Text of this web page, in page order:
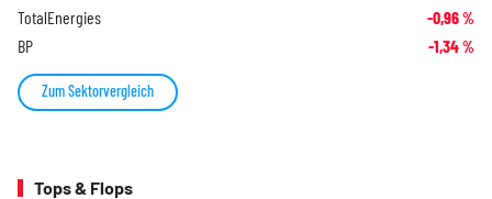
TotalEnergies -0,96%
BP -1,34%
Zum Sektorvergleich
Tops & Flops